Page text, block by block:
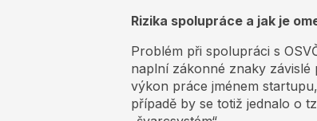
Rizika spolupráce a jak je
Problém při spolupráci s
naplní zákonné znaky závislé
výkon práce jménem
případě by se totiž jednalo o